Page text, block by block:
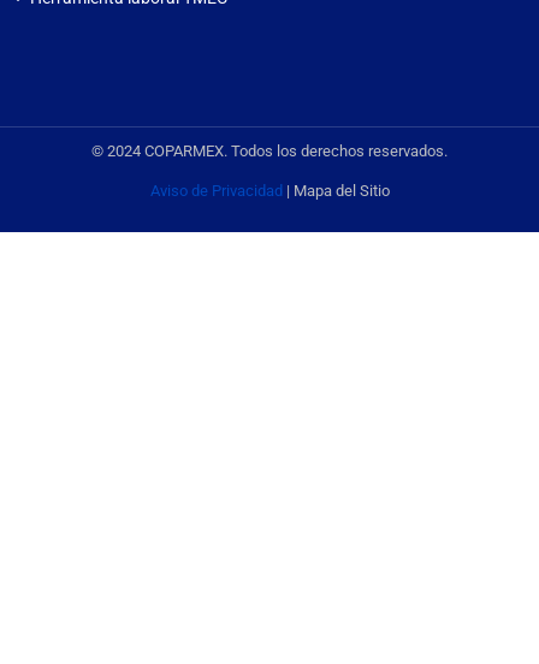
© 2024 COPARMEX. Todos los derechos reservados.
Aviso de Privacidad | Mapa del Sitio